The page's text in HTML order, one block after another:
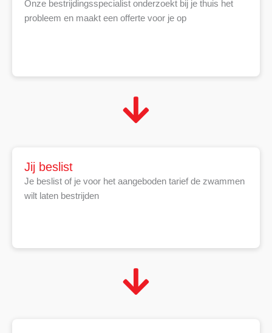
Onze bestrijdingsspecialist onderzoekt bij je thuis het
probleem en maakt een offerte voor je op
Jij beslist
Je beslist of je voor het aangeboden tarief de zwammen
wilt laten bestrijden